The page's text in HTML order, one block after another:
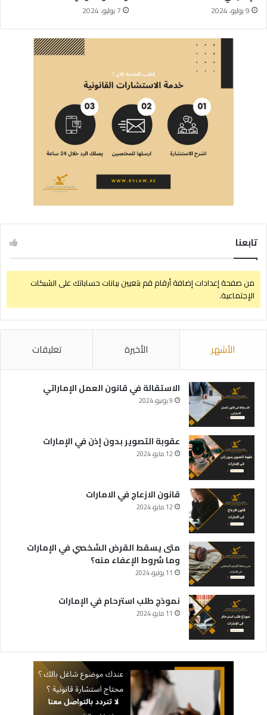
9 يوليو، 2024 7 يوليو، 2024
تابعنا
من صفحة إعدادات إضافة أرقام قم بتعيين بيانات حساباتك على الشبكات
الإجتماعية.
الأشهر الأخيرة تعليقات
الاستقالة في قانون العمل الإماراتي
9 يونيو، 2024
عقوبة التصوير بدون إذن في الإمارات
12 مايو، 2024
قانون الازعاج في الامارات
12 مايو، 2024
متى يسقط القرض الشخصي في الإمارات
وما شروط الإعفاء منه؟
11 يوليو، 2024
نموذج طلب استرحام في الإمارات
11 مايو، 2024